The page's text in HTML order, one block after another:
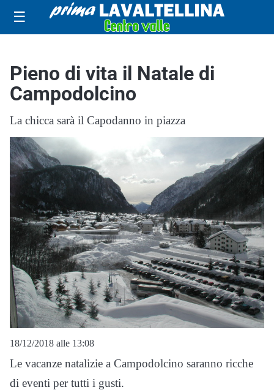
☰
Pieno di vita il Natale di
Campodolcino
La chicca sarà il Capodanno in piazza
18/12/2018 alle 13:08
Le vacanze natalizie a Campodolcino saranno ricche
di eventi per tutti i gusti.